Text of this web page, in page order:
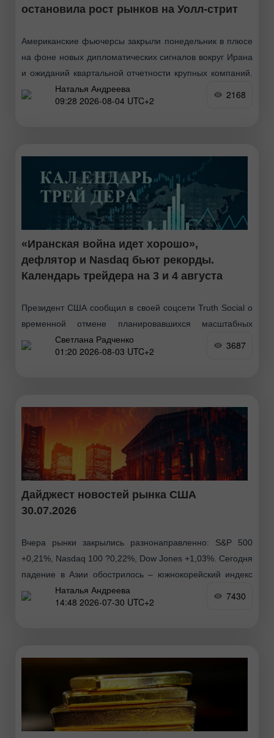
остановила рост рынков на Уолл-стрит
Американские фьючерсы закрыли понедельник в плюсе
на фоне новых дипломатических сигналов вокруг Ирана
и ожиданий квартальной отчетности крупных компаний.
Инвесторы отреагировали на заявление президента
Дональда Трампа о продолжающихся переговорах
Наталья Андреева
09:28 2026-08-04 UTC+2
2168
«Иранская война идет хорошо»,
дефлятор и Nasdaq бьют рекорды.
Календарь трейдера на 3 и 4 августа
Президент США сообщил в своей соцсети Truth Social о
временной отмене планировавшихся масштабных
ударов по Ирану. Он заявил, что паузу запросили
Тегеран и страны Ближнего Востока. Главным условием
Светлана Радченко
01:20 2026-08-03 UTC+2
3687
Дайджест новостей рынка США
30.07.2026
Вчера рынки закрылись разнонаправленно: S&P 500
+0,21%, Nasdaq 100 ?0,22%, Dow Jones +1,03%. Сегодня
падение в Азии обострилось – южнокорейский индекс
потерял 6,5% после внутридневного проседания до
13%, акции
Наталья Андреева
14:48 2026-07-30 UTC+2
7430